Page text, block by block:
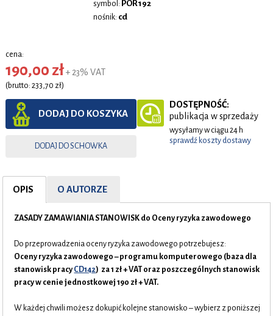
symbol: POR192
nośnik: cd
cena:
190,00 zł+ 23% VAT
(brutto: 233,70 zł)
DODAJ DO KOSZYKA
DODAJ DO SCHOWKA
DOSTĘPNOŚĆ:
publikacja w sprzedaży
wysyłamy w ciągu 24 h
sprawdź koszty dostawy
OPIS O AUTORZE
ZASADY ZAMAWIANIA STANOWISK do Oceny ryzyka zawodowego
Do przeprowadzenia oceny ryzyka zawodowego potrzebujesz:
Oceny ryzyka zawodowego – programu komputerowego (baza dla
stanowisk pracy CD142) za 1 zł + VAT oraz poszczególnych stanowisk
pracy w cenie jednostkowej 190 zł + VAT.
W każdej chwili możesz dokupić kolejne stanowisko – wybierz z poniższej